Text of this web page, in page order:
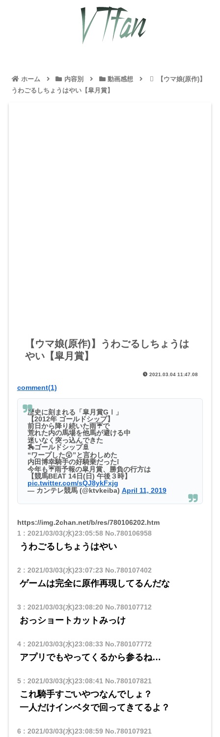
ホーム 内容別 動画感想
【ウマ娘(原作)】
うわごるしちょうはやい【皐月賞】
【ウマ娘(原作)】うわごるしちょうは
やい【皐月賞】
2021.03.04 11:47.08
comment(1)
歴史に刻まれる「皐月賞GⅠ」
【2012年 ゴールドシップ】
前日から降り続いた雨☔で
荒れた内の馬場を他馬が避ける中
迷いなく突っ込んできた
🏇ゴールドシップ🚢
“ワープした😮”と言わしめた
内田博幸騎手の好騎乗だった❕
今年も☔雨予報の皐月賞、勝負の行方は
【競馬BEAT 14日(日) 午後３時】
pic.twitter.com/sQJ8ykFxjg
— カンテレ競馬 (@ktvkeiba) April 11, 2019
https://img.2chan.net/b/res/780106202.htm
1 : 2021/03/03(水)23:05:58No.780106958
うわごるしちょうはやい
2 : 2021/03/03(水)23:07:23 No.780107402
ゲームは完全に原作再現してるんだな
3 : 2021/03/03(水)23:08:20 No.780107712
おっショートカットみっけ
4: 2021/03/03(水)23:08:33 No.780107772
アプリでもやってくるから参るね…
5: 2021/03/03(水)23:08:41 No.780107821
これ騎手すごいやつなんでしょ？
一人だけインベタで回ってきてるよ？
6 : 2021/03/03(水)23:08:59No.780107921